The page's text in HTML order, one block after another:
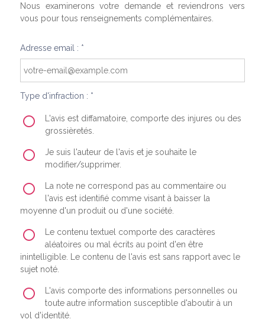
Nous examinerons votre demande et reviendrons vers
vous pour tous renseignements complémentaires.
Adresse email : *
Type d'infraction : *
L'avis est diffamatoire, comporte des injures ou des
grossièretés.
Je suis l'auteur de l'avis et je souhaite le
modifier/supprimer.
La note ne correspond pas au commentaire ou
l'avis est identifié comme visant à baisser la
moyenne d'un produit ou d'une société.
Le contenu textuel comporte des caractères
aléatoires ou mal écrits au point d'en être
inintelligible. Le contenu de l'avis est sans rapport avec le
sujet noté.
L'avis comporte des informations personnelles ou
toute autre information susceptible d'aboutir à un
vol d'identité.